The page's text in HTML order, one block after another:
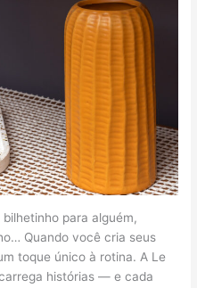
para alguém,
Quando você cria seus
toque único à rotina. A Le
histórias — e cada